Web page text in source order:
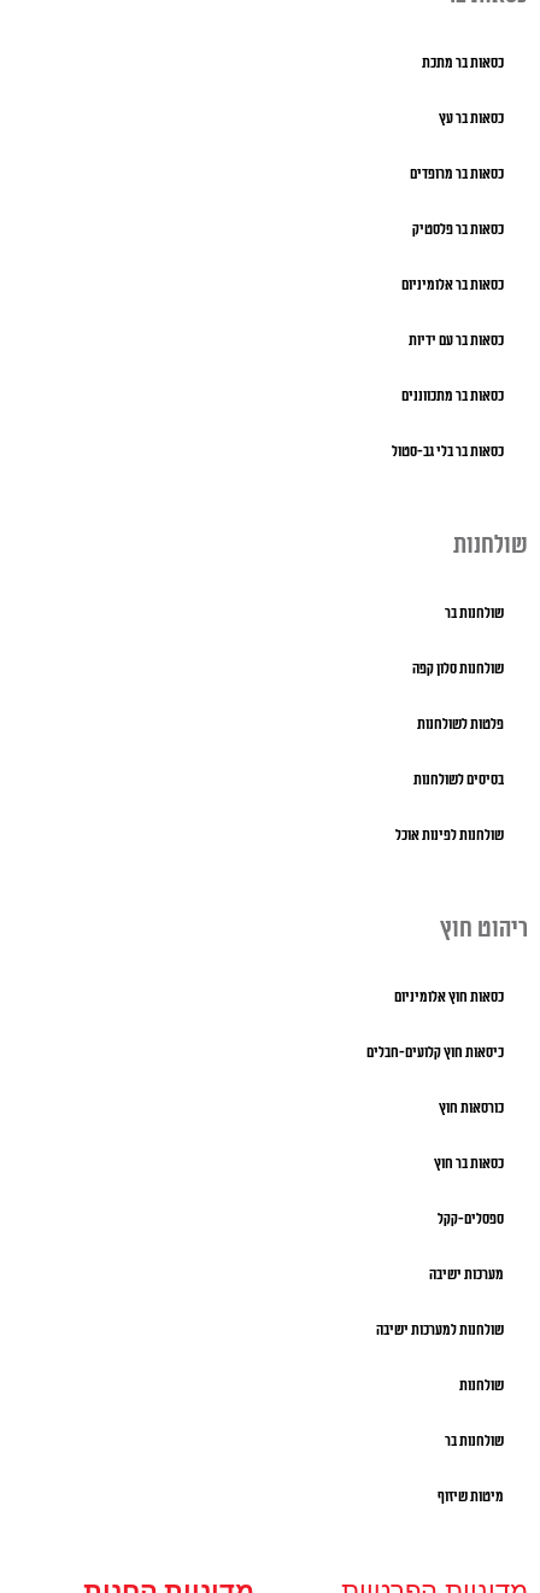
כסאות בר מתכת
כסאות בר עץ
כסאות בר מרופדים
כסאות בר פלסטיק
כסאות בר אלומיניום
כסאות בר עם ידיות
כסאות בר מתכווננים
כסאות בר בלי גב-סטול
שולחנות
שולחנות בר
שולחנות סלון קפה
פלטות לשולחנות
בסיסים לשולחנות
שולחנות לפינות אוכל
ריהוט חוץ
כסאות חוץ אלומיניום
כיסאות חוץ קלועים-חבלים
כורסאות חוץ
כסאות בר חוץ
ספסלים-קקל
מערכות ישיבה
שולחנות למערכות ישיבה
שולחנות
שולחנות בר
מיטות שיזוף